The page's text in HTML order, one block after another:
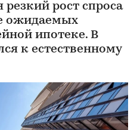
рост спроса
ожидаемых
ипотеке. В
к естественному